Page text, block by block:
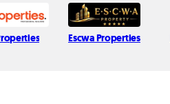
Escwa Properties